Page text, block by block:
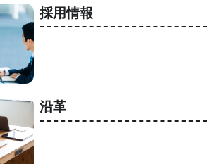
採用情報
沿革